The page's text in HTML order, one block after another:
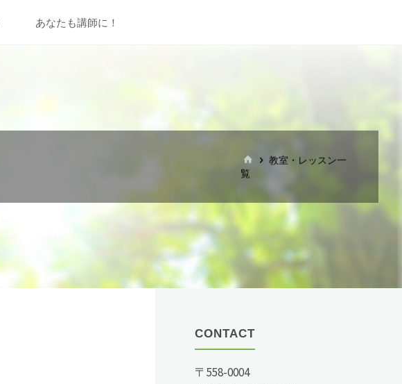
あなたも講師に！
ホ 教室・レッスン一
覧
CONTACT
〒558-0004